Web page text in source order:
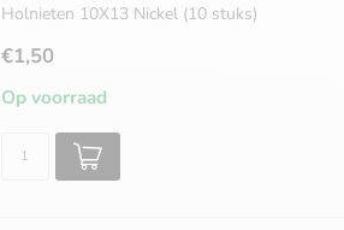
Holnieten 10X13 Nickel (10 stuks)
€1,50
Op voorraad